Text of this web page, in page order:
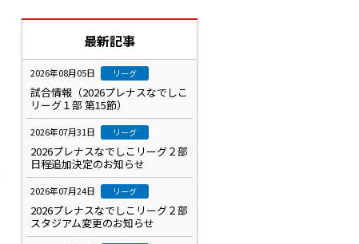
最新記事
2026年08月05日 リーグ
試合情報（2026プレナスなでしこ
リーグ１部 第15節）
2026年07月31日 リーグ
2026プレナスなでしこリーグ２部
日程追加決定のお知らせ
2026年07月24日 リーグ
2026プレナスなでしこリーグ２部
スタジアム変更のお知らせ